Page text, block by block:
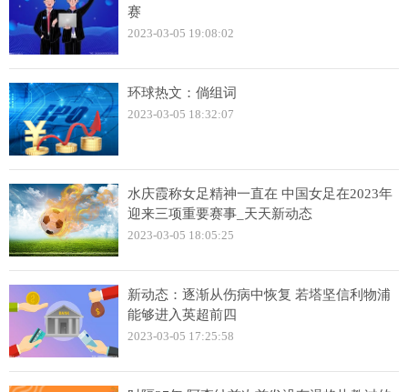
赛
2023-03-05 19:08:02
环球热文：倘组词
2023-03-05 18:32:07
水庆霞称女足精神一直在 中国女足在2023年
迎来三项重要赛事_天天新动态
2023-03-05 18:05:25
新动态：逐渐从伤病中恢复 若塔坚信利物浦
能够进入英超前四
2023-03-05 17:25:58